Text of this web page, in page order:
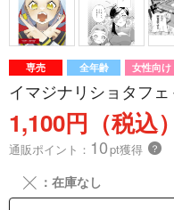
専売 全年齢 女性向け
イマジナリショタフ
1,100円（税込）
通販ポイント： 10pt獲得 ？
╳ ：在庫なし